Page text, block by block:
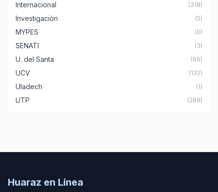
Internacional (318)
Investigación (5)
MYPES (0)
SENATI (3)
U. del Santa (66)
UCV (132)
Uladech (1)
UTP (289)
Huaraz en Línea